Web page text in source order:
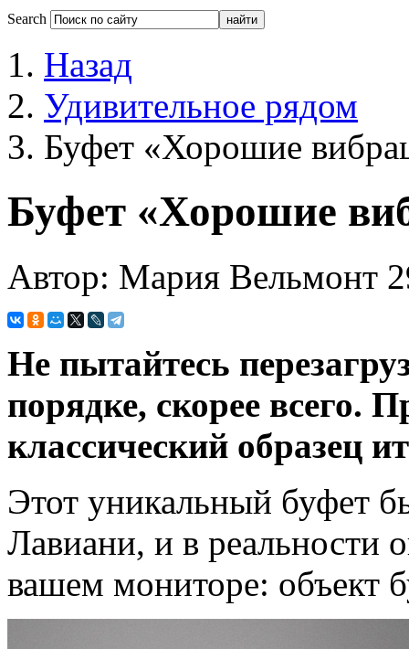
Search
Назад
Удивительное рядом
Буфет «Хорошие
Буфет «Хорошие
Автор: Мария Вельмонт
Не пытайтесь
порядке, скорее всего.
классический образец
Этот уникальный буфет
Лавиани, и в реальности
вашем мониторе: объект